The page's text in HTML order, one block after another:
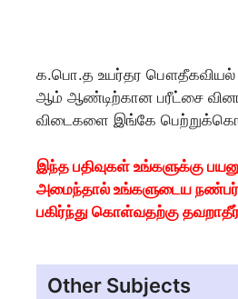
க.பொ.த உயர்தர பௌதீகவியல்
ஆம் ஆண்டிற்கான பரீட்சை
விடைகளை இங்கே
இந்த பதிவுகள் உங்களுக்கு
அமைந்தால் உங்களுடைய
பகிர்ந்து கொள்வதற்கு
Other Subjects